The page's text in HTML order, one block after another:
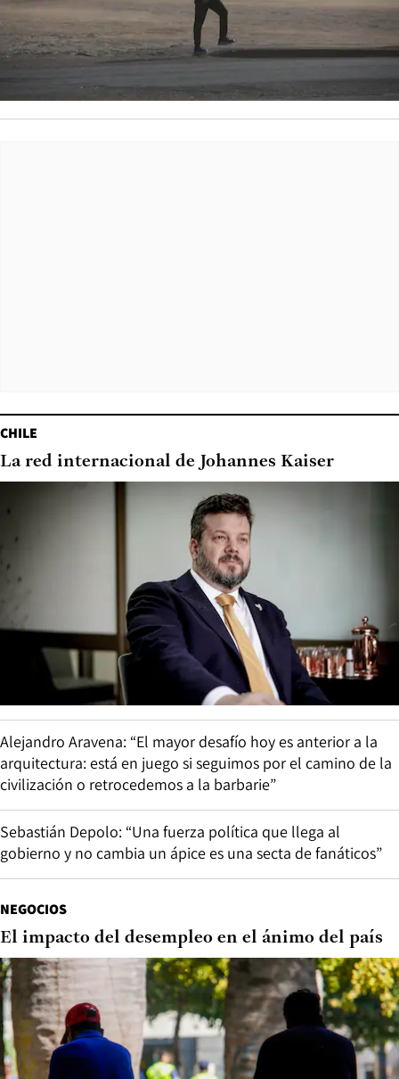
CHILE
La red internacional de Johannes Kaiser
Alejandro Aravena: “El mayor desafío hoy es anterior a la
arquitectura: está en juego si seguimos por el camino de la
civilización o retrocedemos a la barbarie”
Sebastián Depolo: “Una fuerza política que llega al
gobierno y no cambia un ápice es una secta de fanáticos”
NEGOCIOS
El impacto del desempleo en el ánimo del país